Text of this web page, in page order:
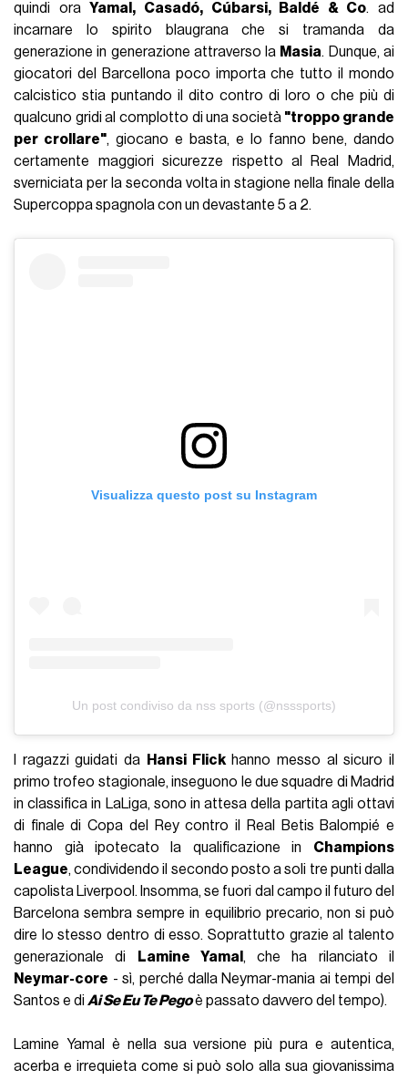
quindi oraYamal, Casadó, Cúbarsi, Baldé & Co. ad
incarnare lo spirito blaugrana che si tramanda da
generazione in generazione attraverso la Masia. Dunque, ai
giocatori del Barcellona poco importa che tutto il mondo
calcistico stia puntando il dito contro di loro o che più di
qualcuno gridi al complotto di una società "troppo grande
per crollare", giocano e basta, e lo fanno bene, dando
certamente maggiori sicurezze rispetto al Real Madrid,
sverniciata per la seconda volta in stagione nella finale della
Supercoppa spagnola con un devastante 5 a 2.
Visualizza questo post su Instagram
Un post condiviso da nss sports (@nsssports)
I ragazzi guidati da Hansi Flickhanno messo al sicuro il
primo trofeo stagionale, inseguono le due squadre di Madrid
in classifica in LaLiga, sono in attesa della partita agli ottavi
di finale di Copa del Rey contro il Real Betis Balompié e
hanno già ipotecato la qualificazione in Champions
League, condividendo il secondo posto a soli tre punti dalla
capolista Liverpool. Insomma, se fuori dal campo il futuro del
Barcelona sembra sempre in equilibrio precario, non si può
dire lo stesso dentro di esso. Soprattutto grazie al talento
generazionale di
Lamine Yamal , che ha rilanciato il
Neymar-core - sì, perché dalla Neymar-mania ai tempi del
Santos e diAi Se Eu Te Pegoè passato davvero del tempo).
Lamine Yamal è nella sua versione più pura e autentica,
acerba e irrequieta come si può solo alla sua giovanissima